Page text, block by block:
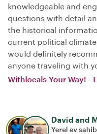
knowledgeable and
questions with detail
the historical
current political
would definitely
anyone traveling with
Withlocals Your Way! -
David and
Yerel ev